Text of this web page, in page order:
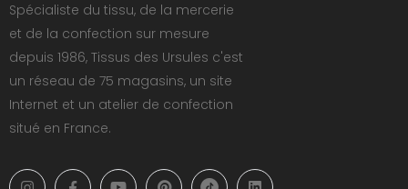
Spécialiste du tissu, de la mercerie
et de la confection sur mesure
depuis 1986, Tissus des Ursules c'est
un réseau de 75 magasins, un site
Internet et un atelier de confection
situé en France.